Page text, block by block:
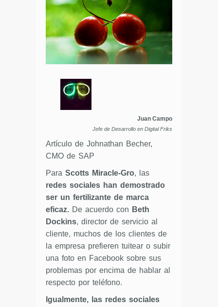
Juan Campo
Jefe de Desarrollo en Digital Friks
Artículo de Johnathan Becher,
CMO de SAP
Para Scotts Miracle-Gro, las
redes sociales han demostrado
ser un fertilizante de marca
eficaz. De acuerdo con Beth
Dockins, director de servicio al
cliente, muchos de los clientes de
la empresa prefieren tuitear o subir
una foto en Facebook sobre sus
problemas por encima de hablar al
respecto por teléfono.
Igualmente, las redes sociales